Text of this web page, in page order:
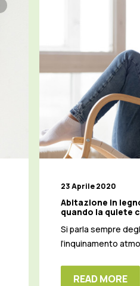
23 Aprile 2020
Abitazione in
quando la quiete
Si parla sempre
l’inquinamento
READ MORE